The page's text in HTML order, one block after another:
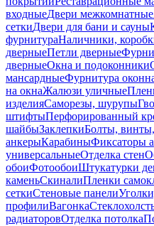
входныеДвери межкомнатные
сеткиДвери для бани и сауны
фурнитураНаличники,
дверныеПетли дверные
дверныеОкна и подоконники
мансардныеФурнитура
на окнаЖалюзи уличные
изделияСаморезы, шурупы
штифтыПерфорированный
шайбыЗаклепкиБолты,
анкерыКарабиныФиксаторы
универсальныеОтделка стен
обоиФотообоиШтукатурки
каменьСкиналиПленки
сеткиСтеновые панели
профилиВагонка
радиаторовОтделка потолка